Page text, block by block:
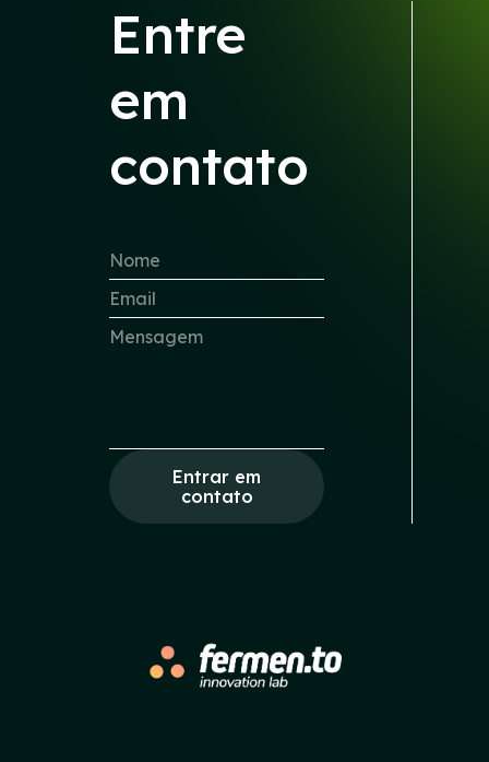
Entre
em
contato
Entrar em
contato